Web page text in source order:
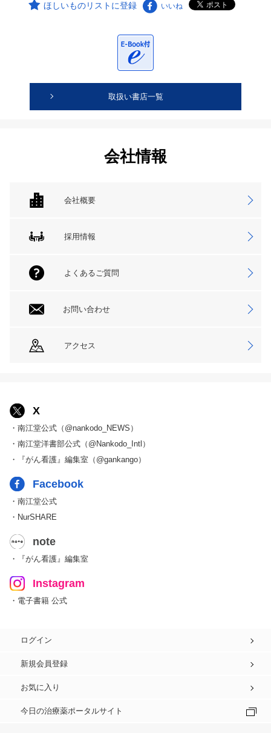
ほしいものリストに登録 いいね
取扱い書店一覧
会社情報
会社概要
採用情報
よくあるご質問
お問い合わせ
アクセス
X
・南江堂公式（@nankodo_NEWS）
・南江堂洋書部公式（@Nankodo_Intl）
・『がん看護』編集室（@gankango）
Facebook
・南江堂公式
・NurSHARE
note
・『がん看護』編集室
Instagram
・電子書籍 公式
ログイン
新規会員登録
お気に入り
今日の治療薬ポータルサイト